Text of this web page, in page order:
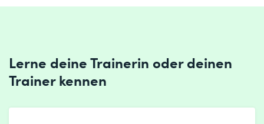
Lerne deine Trainerin oder deinen
Trainer kennen